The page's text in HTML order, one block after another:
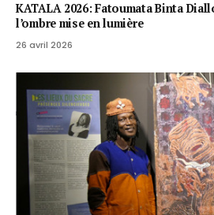
KATALA 2026: Fatoumata Binta
l’ombre mise en lumière
26 avril 2026